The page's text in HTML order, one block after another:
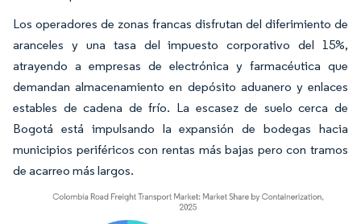
Los operadores de zonas francas disfrutan del diferimiento de
aranceles y una tasa del impuesto corporativo del 15%,
atrayendo a empresas de electrónica y farmacéutica que
demandan almacenamiento en depósito aduanero y enlaces
estables de cadena de frío. La escasez de suelo cerca de
Bogotá está impulsando la expansión de bodegas hacia
municipios periféricos con rentas más bajas pero con tramos
de acarreo más largos.